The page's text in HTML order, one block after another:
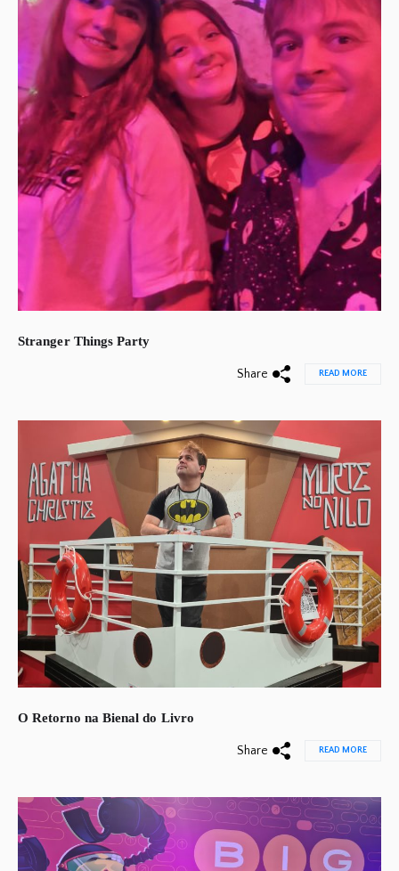
Stranger Things Party
Share READ MORE
O Retorno na Bienal do Livro
Share READ MORE